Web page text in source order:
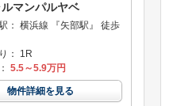
マンパルヤベ
： 横浜線 『矢部駅』 徒歩
： 1R
5.5～5.9万円
物件詳細を見る